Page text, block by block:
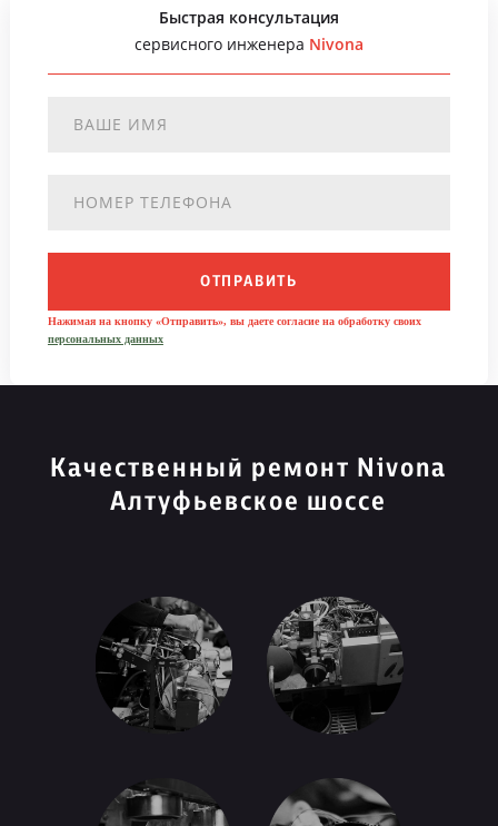
Быстрая консультация
сервисного инженера Nivona
ОТПРАВИТЬ
Нажимая на кнопку «Отправить», вы даете согласие на обработку своих
персональных данных
Качественный ремонт Nivona
Алтуфьевское шоссе